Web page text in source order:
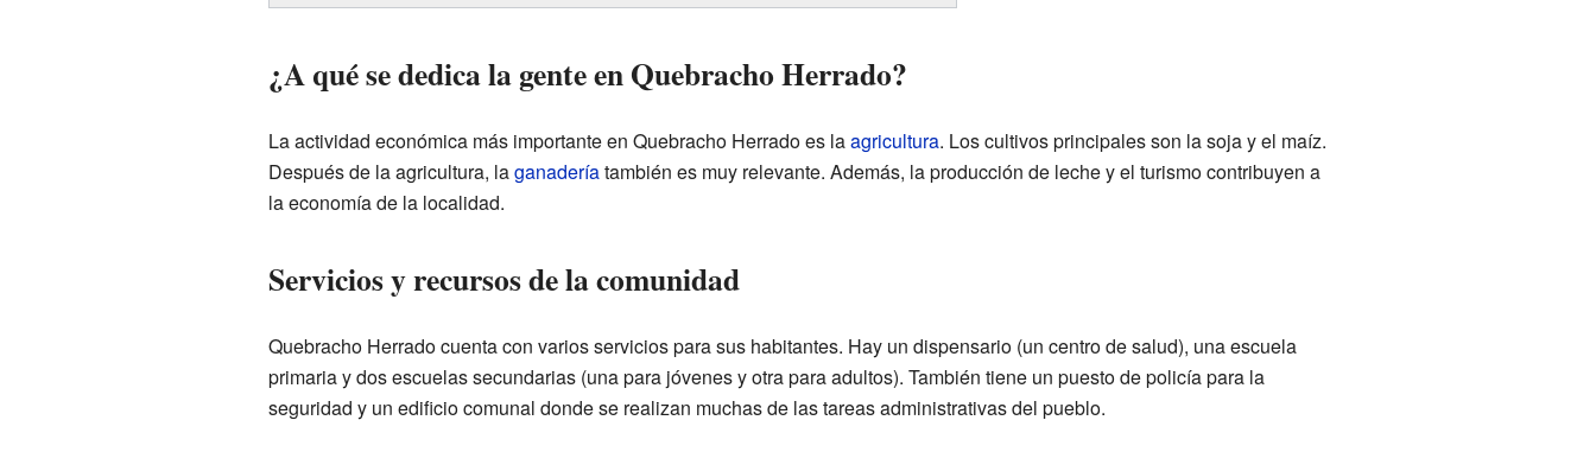
¿A qué se dedica la gente en Quebracho Herrado?
La actividad económica más importante en Quebracho Herrado es laagricultura. Los cultivos principales son la soja y el maíz.
Después de la agricultura, laganaderíatambién es muy relevante. Además, la producción de leche y el turismo contribuyen a
la economía de la localidad.
Servicios y recursos de la comunidad
Quebracho Herrado cuenta con varios servicios para sus habitantes. Hay un dispensario (un centro de salud), una escuela
primaria y dos escuelas secundarias (una para jóvenes y otra para adultos). También tiene un puesto de policía para la
seguridad y un edificio comunal donde se realizan muchas de las tareas administrativas del pueblo.